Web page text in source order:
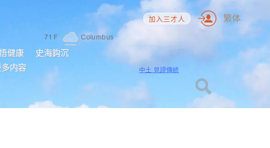
71 F Columbus
健康
史海鈎沉
多内容
加入三才人 繁体
中土 見證傳統